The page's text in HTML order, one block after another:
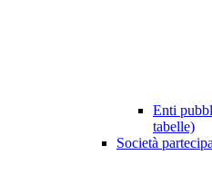
Enti
tabelle)
Società